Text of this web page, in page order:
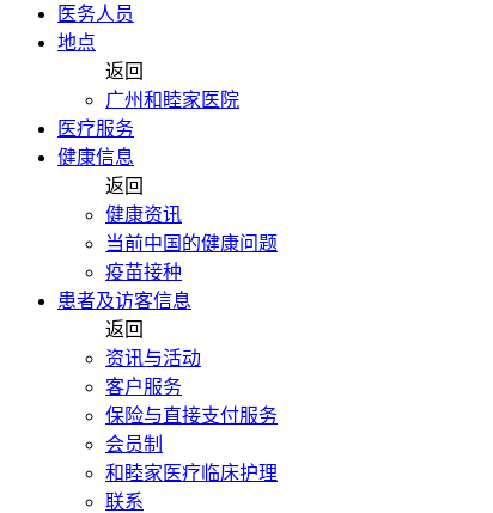
医务人员
地点
返回
广州和睦家医院
医疗服务
健康信息
返回
健康资讯
当前中国的健康问题
疫苗接种
患者及访客信息
返回
资讯与活动
客户服务
保险与直接支付服务
会员制
和睦家医疗临床护理
联系